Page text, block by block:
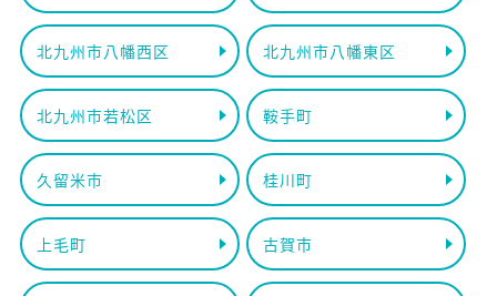
北九州市八幡西区 北九州市八幡東区
北九州市若松区 鞍手町
久留米市 桂川町
上毛町 古賀市